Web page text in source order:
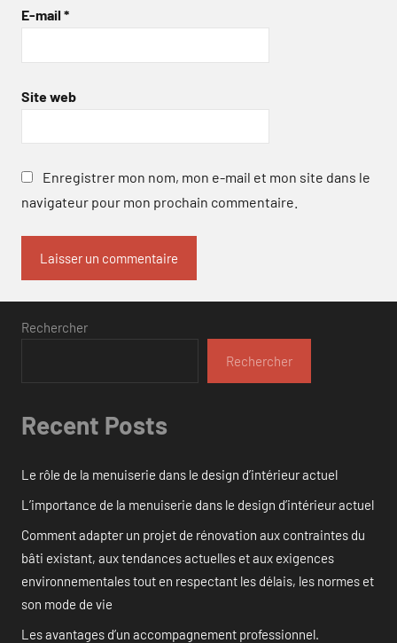
E-mail *
Site web
Enregistrer mon nom, mon e-mail et mon site dans le
navigateur pour mon prochain commentaire.
Rechercher
Rechercher
Recent Posts
Le rôle de la menuiserie dans le design d’intérieur actuel
L’importance de la menuiserie dans le design d’intérieur actuel
Comment adapter un projet de rénovation aux contraintes du
bâti existant, aux tendances actuelles et aux exigences
environnementales tout en respectant les délais, les normes et
son mode de vie
Les avantages d’un accompagnement professionnel.